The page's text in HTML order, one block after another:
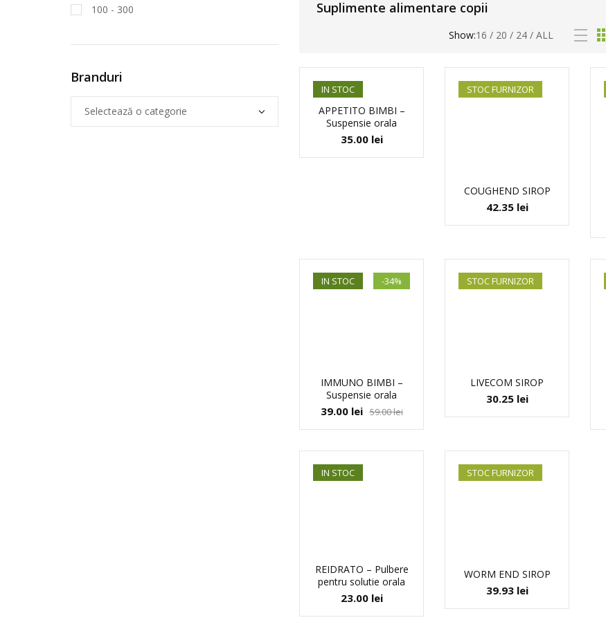
Suplimente alimentare copii
Show:16 / 20 / 24 / ALL
IN STOC
APPETITO BIMBI –
Suspensie orala
35.00 lei
STOC FURNIZOR
COUGHEND SIROP
42.35 lei
-34%
IN STOC
IMMUNO BIMBI –
Suspensie orala
59.00lei
39.00 lei
STOC FURNIZOR
LIVECOM SIROP
30.25 lei
IN STOC
REIDRATO – Pulbere
pentru solutie orala
23.00 lei
STOC FURNIZOR
WORM END SIROP
39.93 lei
100 - 300
Branduri